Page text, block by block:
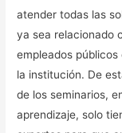
atender todas las
ya sea relacionado
empleados
la institución. De
de los seminarios,
aprendizaje, solo